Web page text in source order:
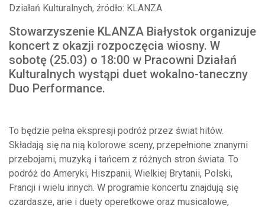
Działań Kulturalnych, źródło: KLANZA
Stowarzyszenie KLANZA Białystok organizuje
koncert z okazji rozpoczęcia wiosny. W
sobotę (25.03) o 18:00 w Pracowni Działań
Kulturalnych wystąpi duet wokalno-taneczny
Duo Performance.
To będzie pełna ekspresji podróż przez świat hitów.
Składają się na nią kolorowe sceny, przepełnione znanymi
przebojami, muzyką i tańcem z różnych stron świata. To
podróż do Ameryki, Hiszpanii, Wielkiej Brytanii, Polski,
Francji i wielu innych. W programie koncertu znajdują się
czardasze, arie i duety operetkowe oraz musicalowe,